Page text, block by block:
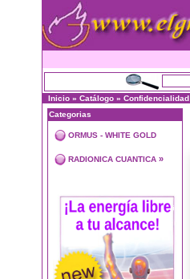
Inicio » Catálogo » Confidencialidad
Categorias
ORMUS - WHITE GOLD
RADIONICA CUANTICA »